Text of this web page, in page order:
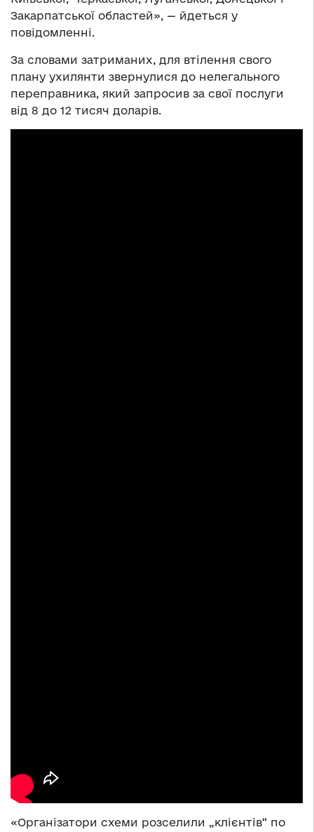
Закарпатської областей», — йдеться у
повідомленні.
За словами затриманих, для втілення свого
плану ухилянти звернулися до нелегального
переправника, який запросив за свої послуги
від 8 до 12 тисяч доларів.
«Організатори схеми розселили „клієнтів“ по